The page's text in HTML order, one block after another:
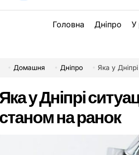
Головна Дніпро У
Домашня Дніпро Яка у
у Дніпрі
станом на ранок